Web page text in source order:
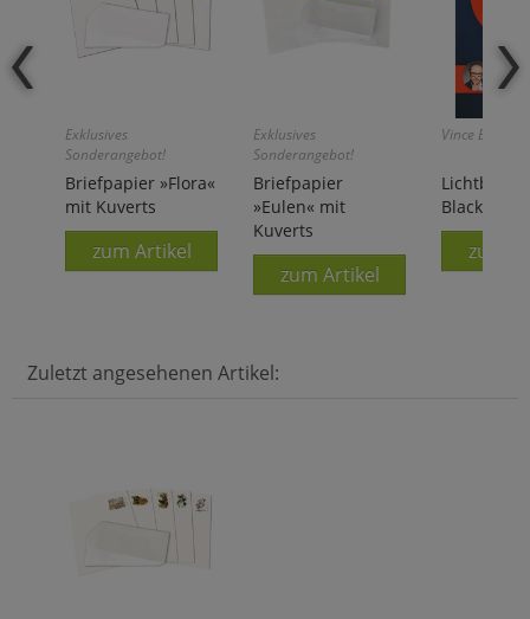
Exklusives
Sonderangebot!
Briefpapier »Flora«
mit Kuverts
zum Artikel
Exklusives
Sonderangebot!
Briefpapier
»Eulen« mit
Kuverts
zum Artikel
Vince Ebert:
Lichtblick
Blackout
zum
Zuletzt angesehenen Artikel: